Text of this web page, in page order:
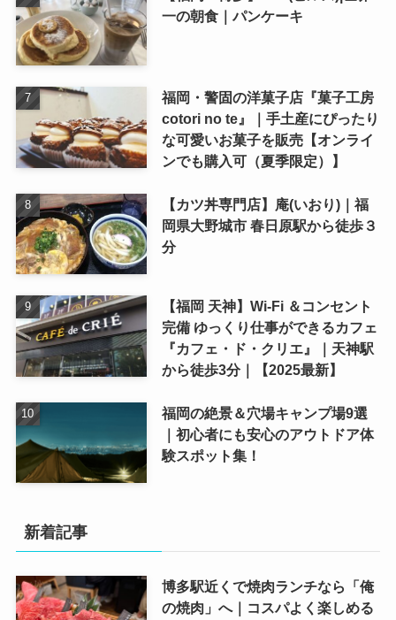
一の朝食｜パンケーキ
福岡・警固の洋菓子店『菓子工房
cotori no te』｜手土産にぴったり
な可愛いお菓子を販売【オンライ
ンでも購入可（夏季限定）】
【カツ丼専門店】庵(いおり)｜福
岡県大野城市 春日原駅から徒歩３
分
【福岡 天神】Wi-Fi ＆コンセント
完備 ゆっくり仕事ができるカフェ
『カフェ・ド・クリエ』｜天神駅
から徒歩3分｜【2025最新】
福岡の絶景＆穴場キャンプ場9選
｜初心者にも安心のアウトドア体
験スポット集！
新着記事
博多駅近くで焼肉ランチなら「俺
の焼肉」へ｜コスパよく楽しめる